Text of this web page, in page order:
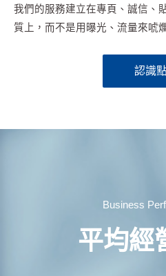
我們的服務建立在專頁、誠信、
質上，而不是用曝光、流量來唬
認識
Business
平均經